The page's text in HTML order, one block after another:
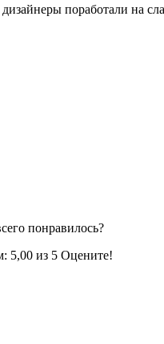
поработали на
понравилось?
5,00 из 5 Оцените!